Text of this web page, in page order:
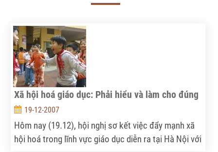
Xã hội hoá giáo dục: Phải hiểu và làm cho đúng
19-12-2007
Hôm nay (19.12), hội nghị sơ kết việc đẩy mạnh xã
hội hoá trong lĩnh vực giáo dục diễn ra tại Hà Nội với